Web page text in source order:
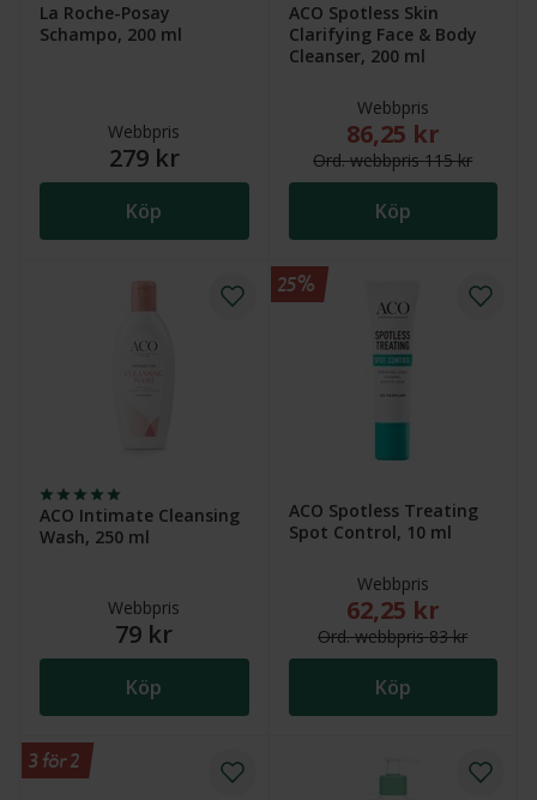
La Roche-Posay
Schampo, 200 ml
Webbpris
279 kr
Köp
ACO Spotless Skin
Clarifying Face & Body
Cleanser, 200 ml
Webbpris
Nytt reducerat
86,25 kr
Ord.webbpris115 kr
Köp
ACO Intimate Cleansing
Wash, 250 ml
Webbpris
79 kr
Köp
ACO Spotless Treating
Spot Control, 10 ml
Webbpris
Nytt reducerat
62,25 kr
Ord.webbpris83 kr
Köp
25%
3 för 2